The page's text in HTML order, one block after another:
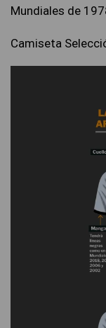
Mundiales de
Camiseta